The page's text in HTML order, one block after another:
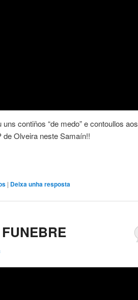
contiños “de medo” e contoullos aos
Olveira neste Samaín!!
| Deixa unha resposta